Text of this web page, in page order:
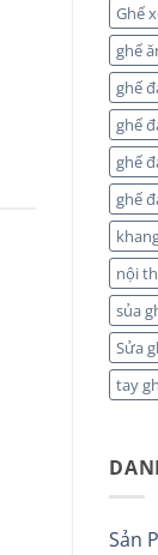
Ghế
ghế
ghế
ghế
ghế
ghế
nội
sủa
Sửa
tay
Sản